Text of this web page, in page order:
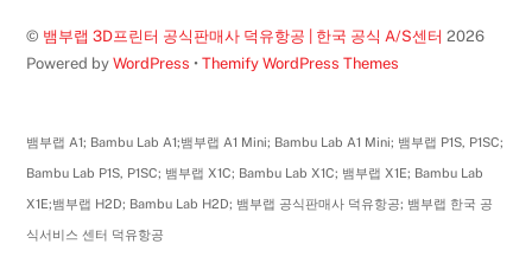
© 뱀부랩 3D프린터 공식판매사 덕유항공 | 한국 공식 A/S센터 2026
Powered byWordPress •Themify WordPress Themes
뱀부랩 A1; Bambu Lab A1;뱀부랩 A1 Mini; Bambu Lab A1 Mini; 뱀부랩 P1S, P1SC;
Bambu Lab P1S, P1SC; 뱀부랩 X1C; Bambu Lab X1C; 뱀부랩 X1E; Bambu Lab
X1E;뱀부랩 H2D; Bambu Lab H2D; 뱀부랩 공식판매사 덕유항공; 뱀부랩 한국 공
식서비스 센터 덕유항공